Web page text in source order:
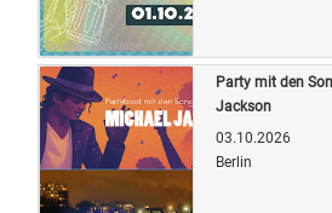
Quelle: Veranstalter
Party mit den
Jackson
03.10.2026
Berlin